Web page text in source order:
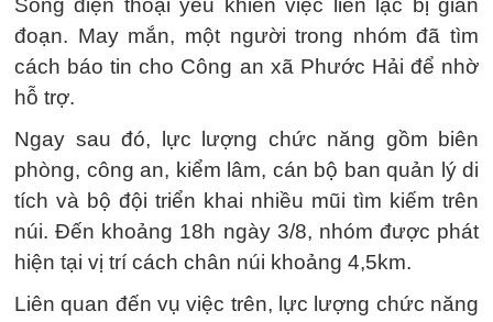
Sóng điện thoại yếu khiến việc liên lạc bị gián
đoạn. May mắn, một người trong nhóm đã tìm
cách báo tin cho Công an xã Phước Hải để nhờ
hỗ trợ.
Ngay sau đó, lực lượng chức năng gồm biên
phòng, công an, kiểm lâm, cán bộ ban quản lý di
tích và bộ đội triển khai nhiều mũi tìm kiếm trên
núi. Đến khoảng 18h ngày 3/8, nhóm được phát
hiện tại vị trí cách chân núi khoảng 4,5km.
Liên quan đến vụ việc trên, lực lượng chức năng